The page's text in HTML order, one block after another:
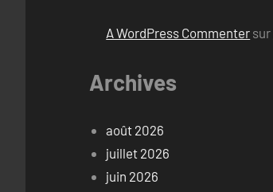
A WordPress Commenter sur
Archives
août 2026
juillet 2026
juin 2026